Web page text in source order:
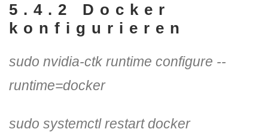
5.4.2 Docker
konfigurieren
sudo nvidia-ctk runtime configure --
runtime=docker
sudo systemctl restart docker